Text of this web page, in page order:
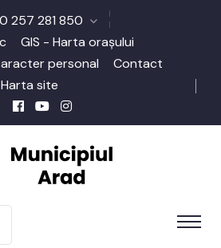
257 281 850
GIS - Harta orașului
personal
Contact
Harta site